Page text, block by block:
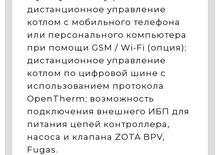
дистанционное управление
котлом с мобильного телефона
или персонального компьютера
при помощи GSM / Wi-Fi (опция);
дистанционное управление
котлом по цифровой шине с
использованием протокола
OpenTherm; возможность
подключения внешнего ИБП для
питания цепей контроллера,
насоса и клапана ZOTA BPV,
Fugas.